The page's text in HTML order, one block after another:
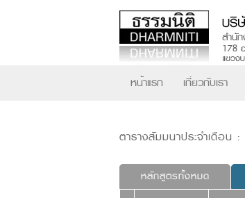
หน้าแรก เกี่ยวกับเรา
ตารางสัมมนาประจำเดือน :
หลักสูตรทั้งหมด